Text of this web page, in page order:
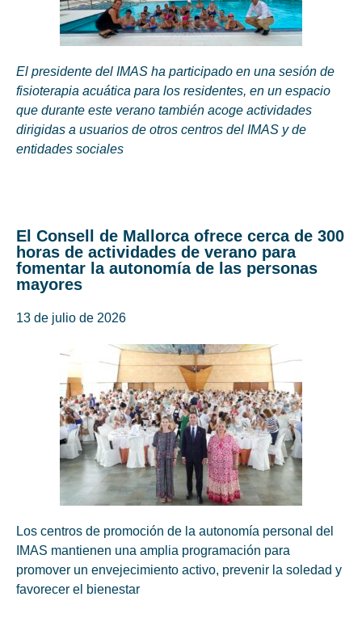
El presidente del IMAS ha participado en una sesión de
fisioterapia acuática para los residentes, en un espacio
que durante este verano también acoge actividades
dirigidas a usuarios de otros centros del IMAS y de
entidades sociales
El Consell de Mallorca ofrece cerca de 300
horas de actividades de verano para
fomentar la autonomía de las personas
mayores
13 de julio de 2026
Los centros de promoción de la autonomía personal del
IMAS mantienen una amplia programación para
promover un envejecimiento activo, prevenir la soledad y
favorecer el bienestar